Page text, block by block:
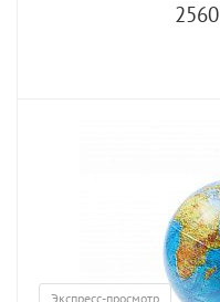
2560
Экспресс-просмотр